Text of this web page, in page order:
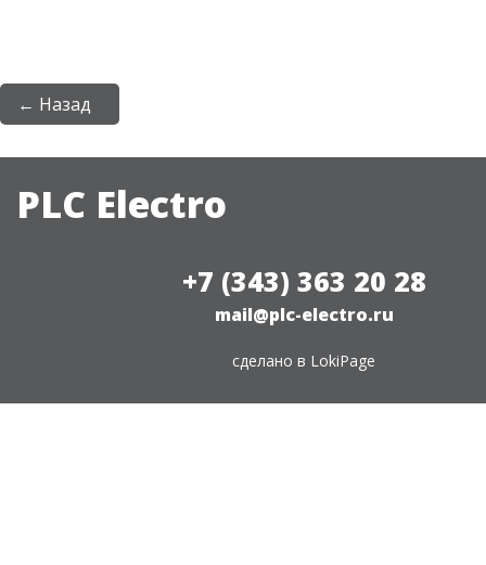
← Назад
PLC Electro
+7 (343) 363 20 28
mail@plc-electro.ru
сделано в LokiPage